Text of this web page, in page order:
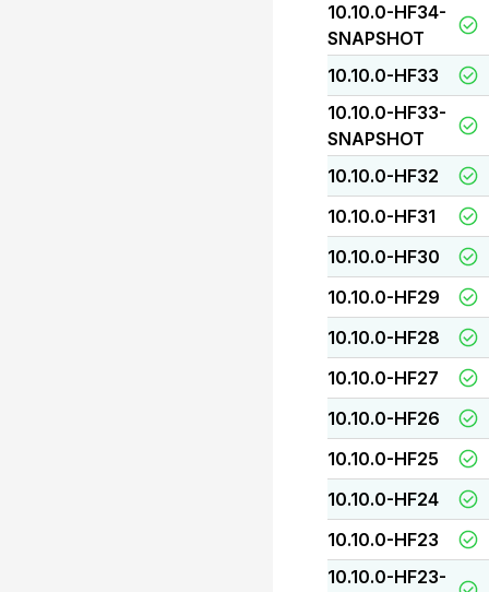
10.10.0-HF34-
SNAPSHOT
10.10.0-HF33
10.10.0-HF33-
SNAPSHOT
10.10.0-HF32
10.10.0-HF31
10.10.0-HF30
10.10.0-HF29
10.10.0-HF28
10.10.0-HF27
10.10.0-HF26
10.10.0-HF25
10.10.0-HF24
10.10.0-HF23
10.10.0-HF23-